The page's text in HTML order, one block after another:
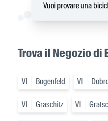
Vuoi provare una
Trova il Negozio
VI Bogenfeld VI
VI Graschitz VI